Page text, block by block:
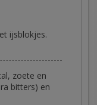
ijsblokjes.
zoete en
bitters) en